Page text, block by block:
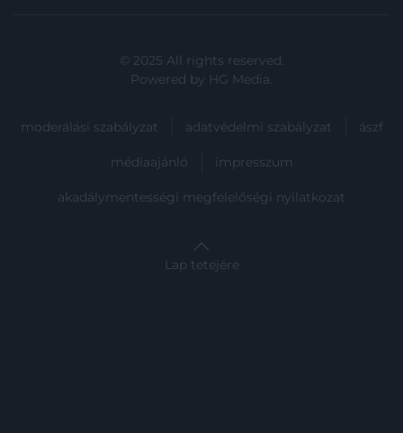
© 2025 All rights reserved.
Powered by HG Media.
moderálási szabályzat adatvédelmi szabályzat ászf
médiaajánló impresszum
akadálymentességi megfelelőségi nyilatkozat
Lap tetejére